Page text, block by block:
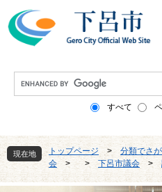
ー
ニ
本
文
へ
e
カ
ス
タ
すべて
現在地 トップページ > 分類でさ
会
> > 下呂市議会 >